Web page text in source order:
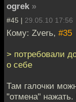
ogrek »
#45 | 29.05.10 17:56
Кому: Zverь, #35
> потребовали
о себе
Там галочки
"отмена" нажать.